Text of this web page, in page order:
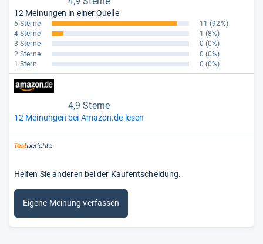
12 Meinungen in einer Quelle
5 Sterne 11 (92%)
4 Sterne
1 (8%)
3 Sterne
0 (0%)
2 Sterne
0 (0%)
1 Stern
0 (0%)
4,9 Sterne
12 Meinungen bei Amazon.de lesen
Helfen Sie anderen bei der Kaufentscheidung.
Eigene Meinung verfassen